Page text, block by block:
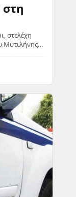
στελέχη
Μυτιλήνης